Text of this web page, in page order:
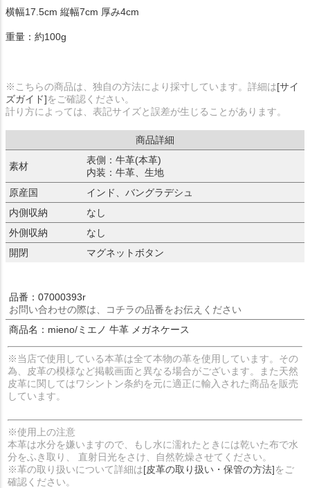
横幅17.5cm 縦幅7cm 厚み4cm
重量：約100g
※こちらの商品は、独自の方法により採寸しています。詳細は[サイ
ズガイド]をご確認ください。
計り方によっては、表記サイズと誤差が生じることがあります。
商品詳細
素材
表側：牛革(本革)
内装：牛革、生地
原産国
インド、バングラデシュ
内側収納
なし
外側収納
なし
開閉
マグネットボタン
品番：07000393r
お問い合わせの際は、コチラの品番をお伝えください
商品名：mieno/ミエノ 牛革 メガネケース
※当店で使用している本革は全て本物の革を使用しています。その
為、皮革の模様など掲載画面と異なる場合がございます。また天然
皮革に関してはワシントン条約を元に適正に輸入された商品を販売
しています。
※使用上の注意
本革は水分を嫌いますので、もし水に濡れたときには乾いた布で水
分をふき取り、 直射日光をさけ、自然乾燥させてください。
※革の取り扱いについて詳細は[皮革の取り扱い・保管の方法]をご
確認ください。